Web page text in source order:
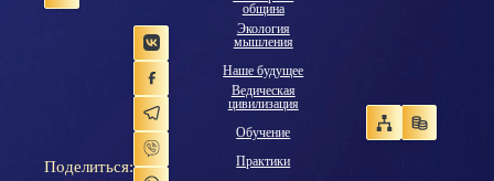
Поделиться:
община
Экология
мышления
Наше будущее
Ведическая
цивилизация
Обучение
Практики